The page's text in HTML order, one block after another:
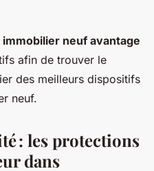
neuf avantage
afin de trouver le
des meilleurs dispositifs
neuf.
: les protections
dans